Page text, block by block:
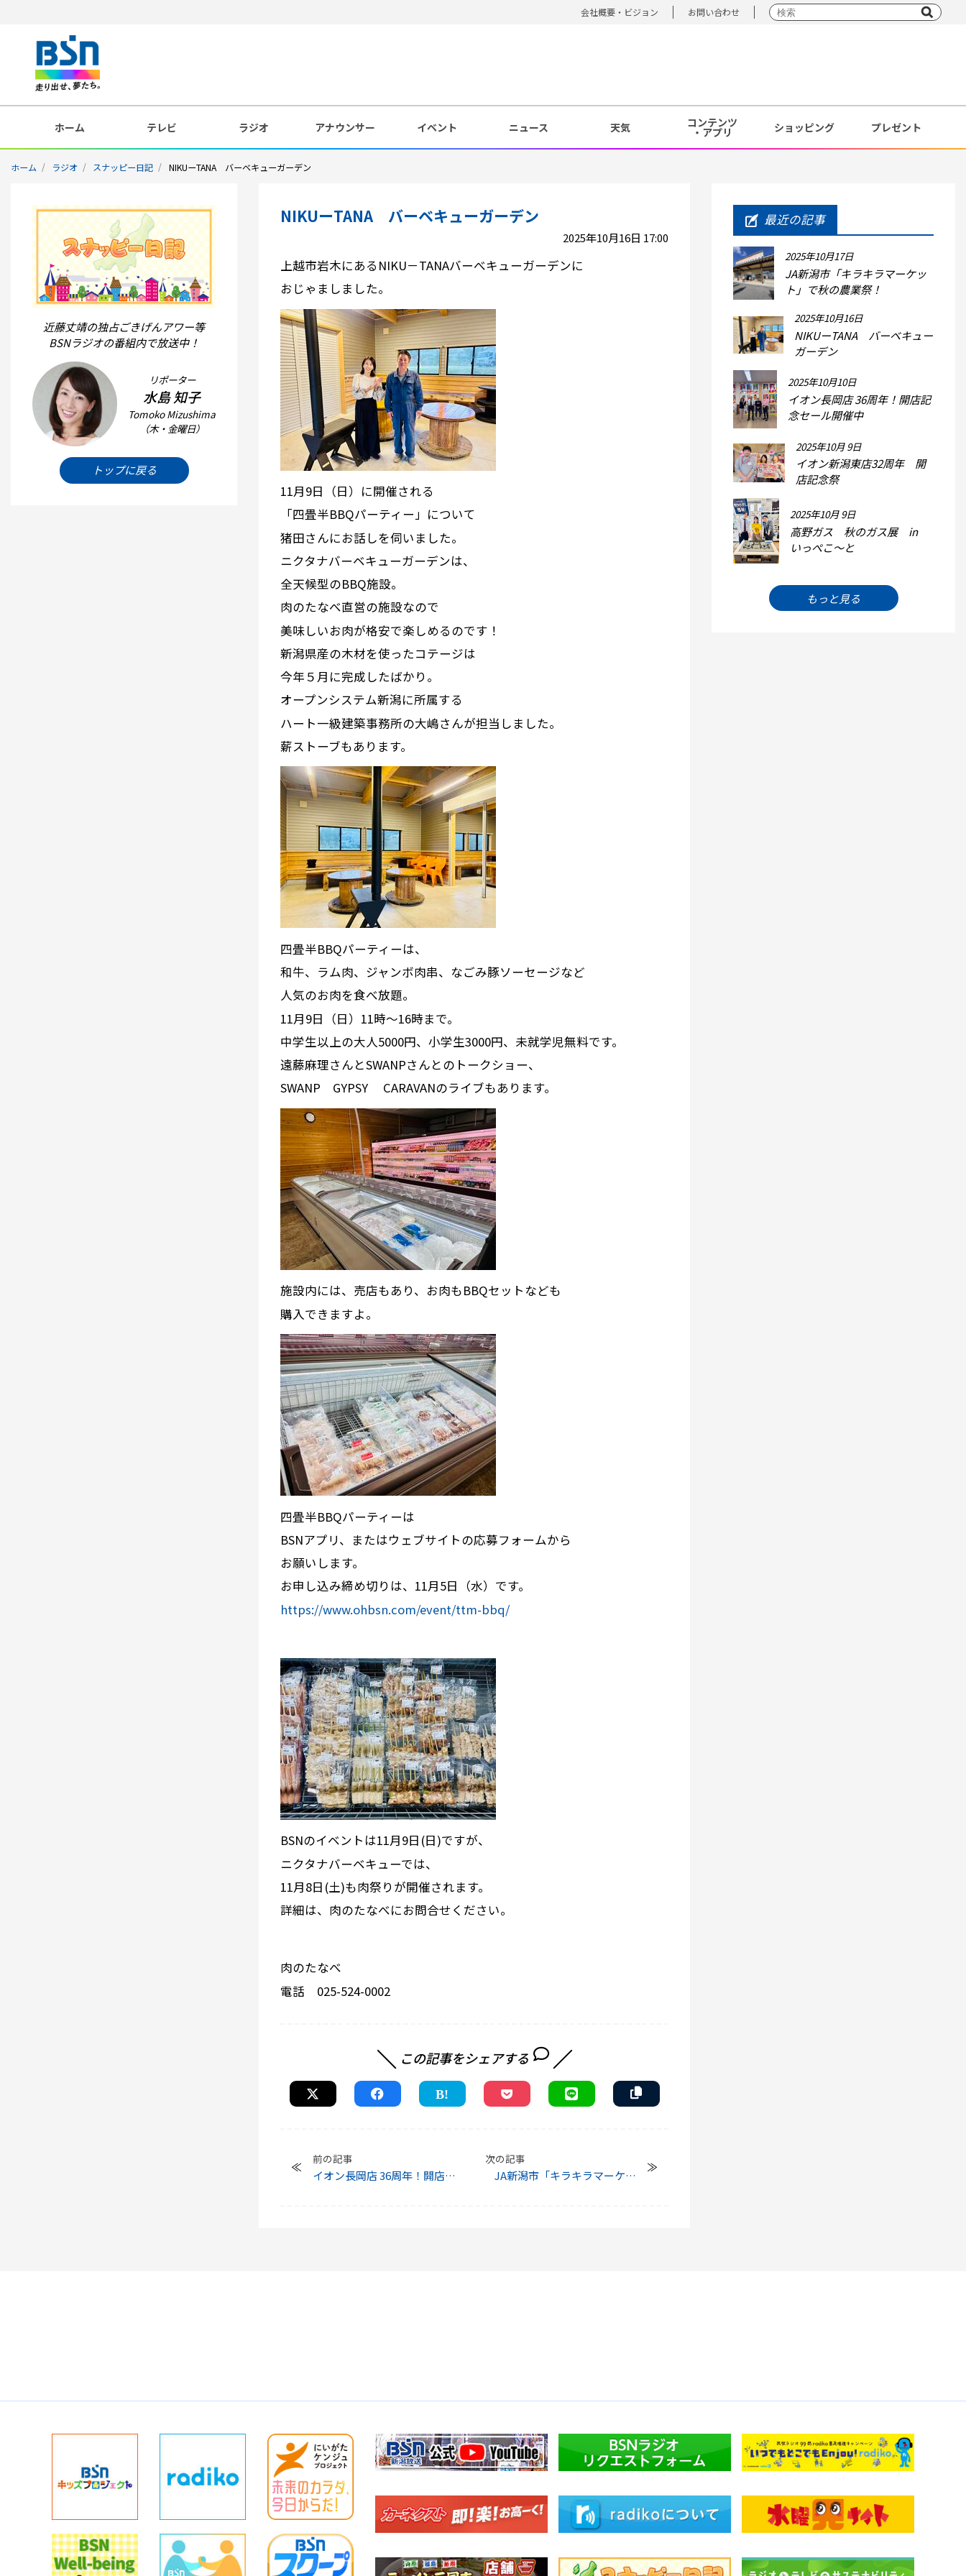
会社概要・ビジョン お問い合わせ
ホーム テレビ ラジオ アナウンサー イベント ニュース 天気 コンテンツ
・アプリ ショッピング プレゼント
ホーム ラジオ スナッピー日記 NIKUーTANA バーベキューガーデン
近藤丈靖の独占ごきげんアワー等
BSNラジオの番組内で放送中！
リポーター
水島 知子
Tomoko Mizushima
（木・金曜日）
トップに戻る
NIKUーTANA バーベキューガーデン
2025年10月16日 17:00
上越市岩木にあるNIKU－TANAバーべキューガーデンに
おじゃましました。
11月9日（日）に開催される
「四畳半BBQパーティー」について
猪田さんにお話しを伺いました。
ニクタナバーベキューガーデンは、
全天候型のBBQ施設。
肉のたなべ直営の施設なので
美味しいお肉が格安で楽しめるのです！
新潟県産の木材を使ったコテージは
今年５月に完成したばかり。
オープンシステム新潟に所属する
ハート一級建築事務所の大嶋さんが担当しました。
薪ストーブもあります。
四畳半BBQパーティーは、
和牛、ラム肉、ジャンボ肉串、なごみ豚ソーセージなど
人気のお肉を食べ放題。
11月9日（日）11時～16時まで。
中学生以上の大人5000円、小学生3000円、未就学児無料です。
遠藤麻理さんとSWANPさんとのトークショー、
SWANP GYPSY CARAVANのライブもあります。
施設内には、売店もあり、お肉もBBQセットなども
購入できますよ。
四畳半BBQパーティーは
BSNアプリ、またはウェブサイトの応募フォームから
お願いします。
お申し込み締め切りは、11月5日（水）です。
https://www.ohbsn.com/event/ttm-bbq/
BSNのイベントは11月9日(日)ですが、
ニクタナバーベキューでは、
11月8日(土)も肉祭りが開催されます。
詳細は、肉のたなべにお問合せください。
肉のたなべ
電話 025-524-0002
この記事をシェアする
前の記事
イオン長岡店 36周年！開店記
次の記事
JA新潟市「キラキラマーケッ
最近の記事
2025年10月17日
JA新潟市「キラキラマーケッ
ト」で秋の農業祭！
2025年10月16日
NIKUーTANA バーベキュー
ガーデン
2025年10月10日
イオン長岡店 36周年！開店記
念セール開催中
2025年10月 9日
イオン新潟東店32周年 開
店記念祭
2025年10月 9日
高野ガス 秋のガス展 in
いっぺこ～と
もっと見る